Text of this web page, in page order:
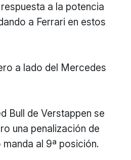
a la potencia
a Ferrari en estos
a lado del Mercedes
Bull de Verstappen se
una penalización de
al 9ª posición.